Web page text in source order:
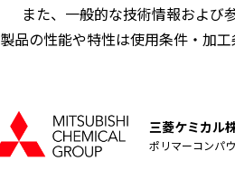
また、一般的な技術情報および
製品の性能や特性は使用条件・加
三菱ケミカル
ポリマーコンパ